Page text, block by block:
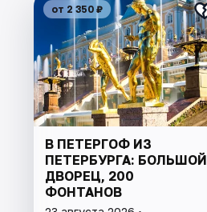
от 2 350 ₽
В ПЕТЕРГОФ ИЗ
ПЕТЕРБУРГА: БОЛЬШОЙ
ДВОРЕЦ, 200
ФОНТАНОВ